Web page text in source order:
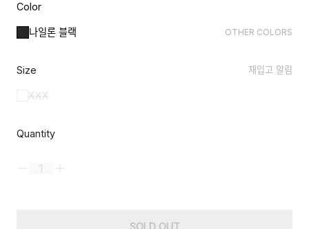
Color
나일론 블랙 OTHER COLORS
Size 재입고 알림
XXX
Quantity
SOLD OUT